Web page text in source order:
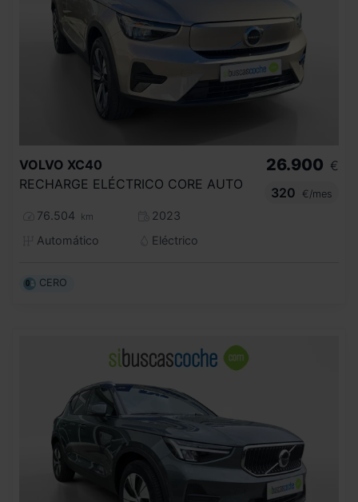
VOLVO XC40
RECHARGE ELÉCTRICO CORE AUTO
76.504 km
2023
Automático
Eléctrico
26.900 €
320
€/mes
CERO